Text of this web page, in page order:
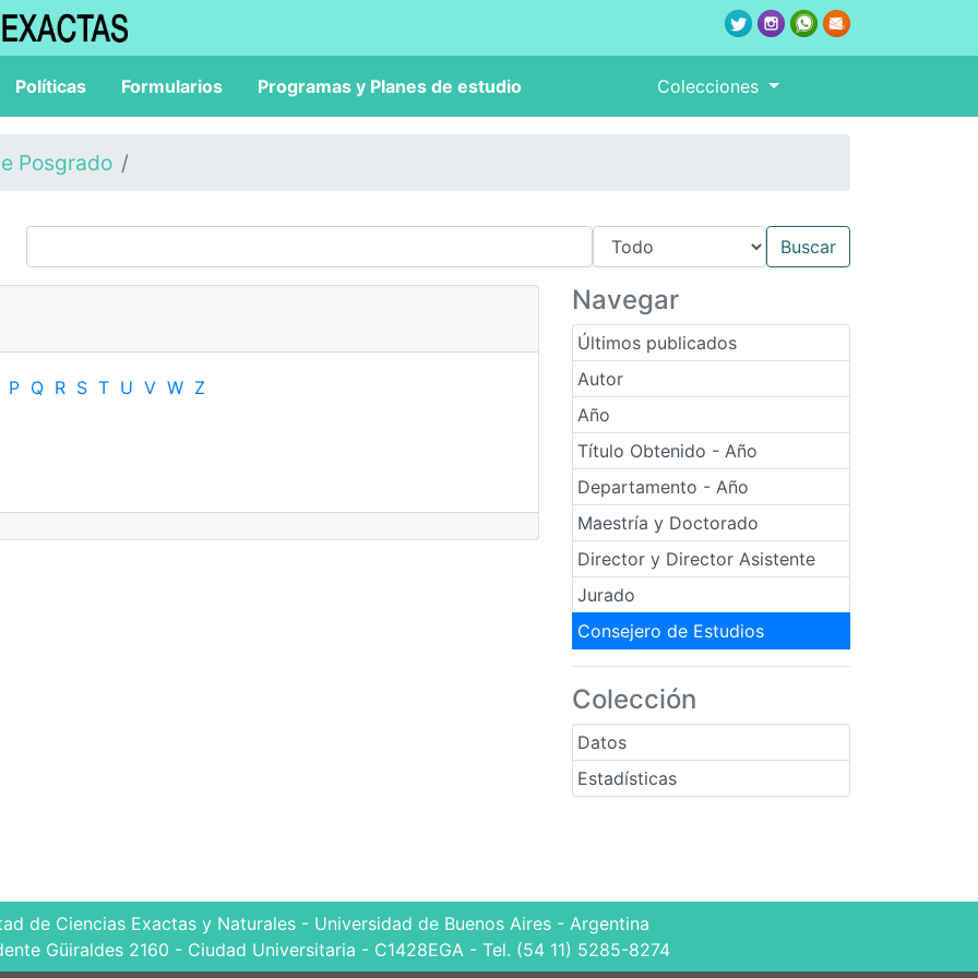
Políticas Formularios Programas y Planes de estudio Colecciones
Posgrado
Navegar
Últimos publicados
Autor
Año
Título Obtenido - Año
Departamento - Año
Maestría y Doctorado
Director y Director Asistente
Jurado
Consejero de Estudios
Colección
Datos
Estadísticas
P Q R S T U V W Z
de Ciencias Exactas y Naturales - Universidad de Buenos Aires - Argentina
Güiraldes 2160 - Ciudad Universitaria - C1428EGA - Tel. (54 11) 5285-8274